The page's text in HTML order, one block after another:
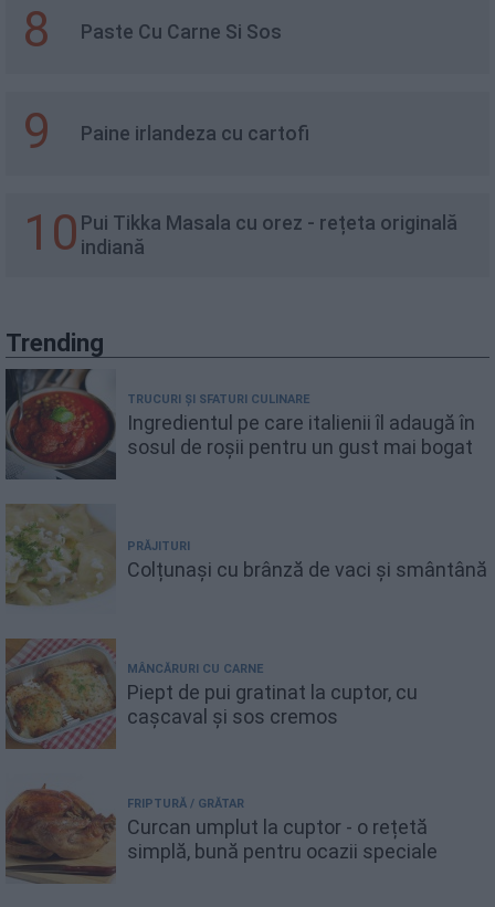
8 Paste Cu Carne Si Sos
9 Paine irlandeza cu cartofi
10 Pui Tikka Masala cu orez - rețeta originală
indiană
Trending
TRUCURI ȘI SFATURI CULINARE
Ingredientul pe care italienii îl adaugă în
sosul de roșii pentru un gust mai bogat
PRĂJITURI
Colțunași cu brânză de vaci și smântână
MÂNCĂRURI CU CARNE
Piept de pui gratinat la cuptor, cu
cașcaval și sos cremos
FRIPTURĂ / GRĂTAR
Curcan umplut la cuptor - o rețetă
simplă, bună pentru ocazii speciale